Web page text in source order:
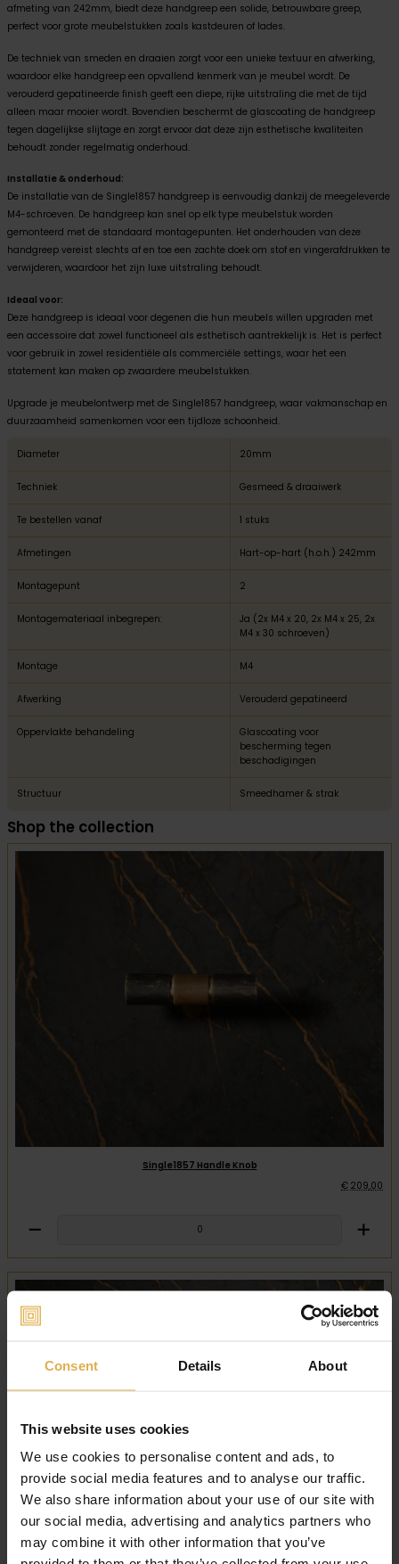
Consent Details About
This website uses cookies
We use cookies to personalise content and ads, to
provide social media features and to analyse our traffic.
We also share information about your use of our site with
our social media, advertising and analytics partners who
may combine it with other information that you’ve
afmeting van 242mm, biedt deze handgreep een solide, betrouwbare greep,
perfect voor grote meubelstukken zoals kastdeuren of lades.
De techniek van smeden en draaien zorgt voor een unieke textuur en afwerking,
waardoor elke handgreep een opvallend kenmerk van je meubel wordt. De
verouderd gepatineerde finish geeft een diepe, rijke uitstraling die met de tijd
alleen maar mooier wordt. Bovendien beschermt de glascoating de handgreep
tegen dagelijkse slijtage en zorgt ervoor dat deze zijn esthetische kwaliteiten
behoudt zonder regelmatig onderhoud.
Installatie & onderhoud:
De installatie van de Single1857 handgreep is eenvoudig dankzij de meegeleverde
M4-schroeven. De handgreep kan snel op elk type meubelstuk worden
gemonteerd met de standaard montagepunten. Het onderhouden van deze
handgreep vereist slechts af en toe een zachte doek om stof en vingerafdrukken te
verwijderen, waardoor het zijn luxe uitstraling behoudt.
Ideaal voor:
Deze handgreep is ideaal voor degenen die hun meubels willen upgraden met
een accessoire dat zowel functioneel als esthetisch aantrekkelijk is. Het is perfect
voor gebruik in zowel residentiële als commerciële settings, waar het een
statement kan maken op zwaardere meubelstukken.
Upgrade je meubelontwerp met de Single1857 handgreep, waar vakmanschap en
duurzaamheid samenkomen voor een tijdloze schoonheid.
Diameter 20mm
Techniek Gesmeed & draaiwerk
Te bestellen vanaf 1 stuks
Afmetingen Hart-op-hart (h.o.h.) 242mm
Montagepunt 2
Montagemateriaal inbegrepen:
Ja (2x M4 x 20, 2x M4 x 25, 2x
M4 x 30 schroeven)
Montage M4
Afwerking Verouderd gepatineerd
Oppervlakte behandeling
Glascoating voor
bescherming tegen
beschadigingen
Structuur Smeedhamer & strak
Shop the collection
Single1857 Handle Knob
€ 209,00